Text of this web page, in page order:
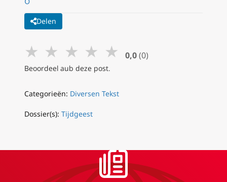
Delen
★ ★ ★ ★ ★ 0,0 (0)
Beoordeel aub deze post.
Categorieën: Diversen Tekst
Dossier(s): Tijdgeest